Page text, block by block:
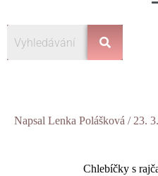
Napsal Lenka Polášková / 23.
Chlebíčky s